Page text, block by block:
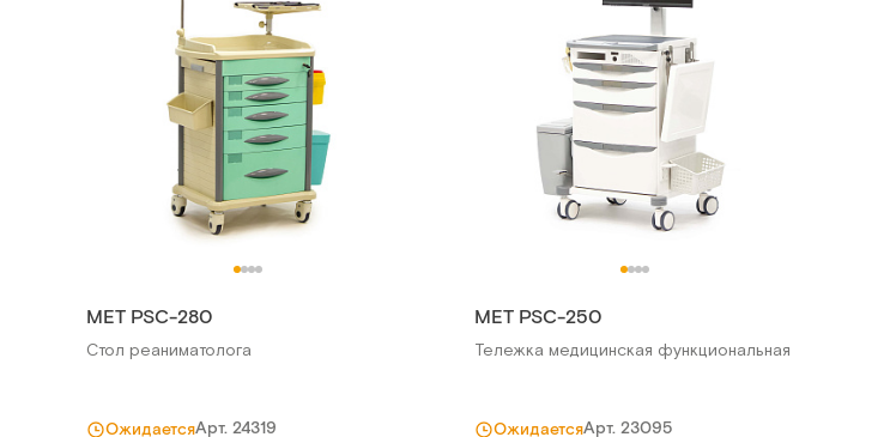
МЕТ PSC-280
Стол реаниматолога
ОжидаетсяАрт.24319
МЕТ PSC-250
Тележка медицинская функциональная
ОжидаетсяАрт. 23095